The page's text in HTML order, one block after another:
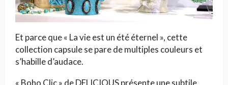
Et parce que « La vie est un été éternel », cette
collection capsule se pare de multiples couleurs et
s’habille d’audace.